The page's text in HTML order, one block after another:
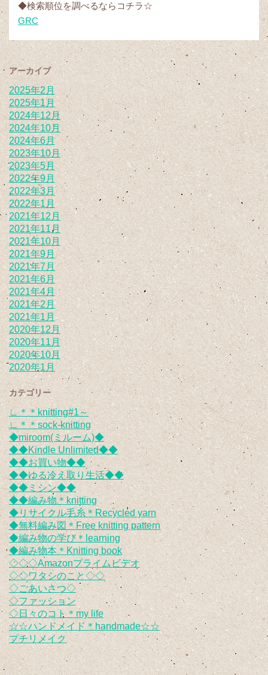
◆検索順位を調べるならコチラ☆
GRC
アーカイブ
2025年2月
2025年1月
2024年12月
2024年10月
2024年6月
2023年10月
2023年5月
2022年9月
2022年3月
2022年1月
2021年12月
2021年11月
2021年10月
2021年9月
2021年7月
2021年6月
2021年4月
2021年2月
2021年1月
2020年12月
2020年11月
2020年10月
2020年1月
カテゴリー
∟＊＊knitting#1～
∟＊＊sock-knitting
◆miroom(ミルーム)◆
◆◆Kindle Unlimited◆◆
◆◆お買い物◆◆
◆◆ゆる冷え取り生活◆◆
◆◆ミシン◆◆
◆◆編み物＊knitting
◆リサイクル毛糸＊Recycled yarn
◆無料編み図＊Free knitting pattern
◆編み物の学び＊learning
◆編み物本＊Knitting book
◇◇◇Amazonプライムビデオ
◇◇ワタシのこと◇◇
◇ごあいさつ◇
◇ファッション
◇日々のコト＊my life
☆☆ハンドメイド＊handmade☆☆
プチリメイク